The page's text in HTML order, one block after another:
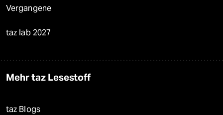
Vergangene
taz lab 2027
Mehr taz Lesestoff
taz Blogs